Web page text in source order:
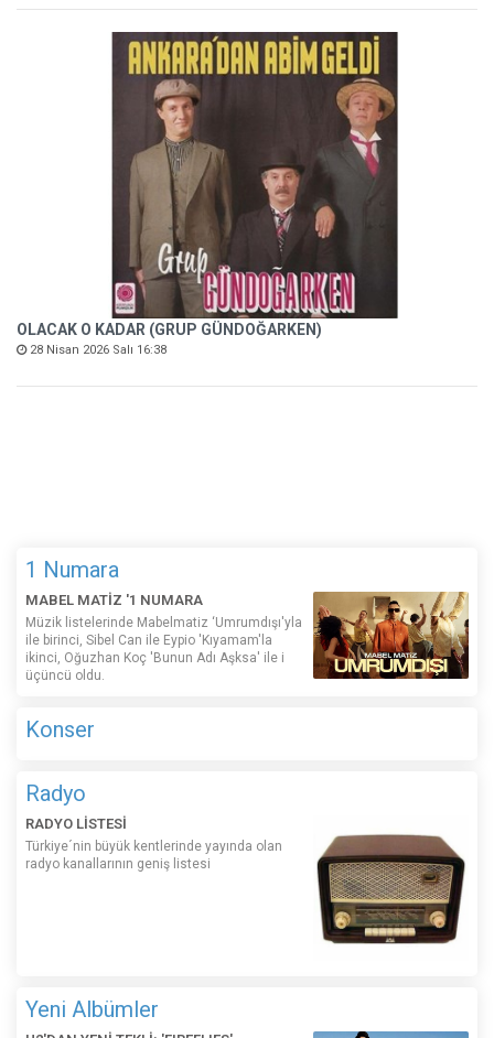
OLACAK O KADAR (GRUP GÜNDOĞARKEN)
28 Nisan 2026 Salı 16:38
1 Numara
MABEL MATİZ '1 NUMARA
Müzik listelerinde Mabelmatiz ‘Umrumdışı'yla
ile birinci, Sibel Can ile Eypio 'Kıyamam'la
ikinci, Oğuzhan Koç 'Bunun Adı Aşksa' ile i
üçüncü oldu.
Konser
Radyo
RADYO LİSTESİ
Türkiye´nin büyük kentlerinde yayında olan
radyo kanallarının geniş listesi
Yeni Albümler